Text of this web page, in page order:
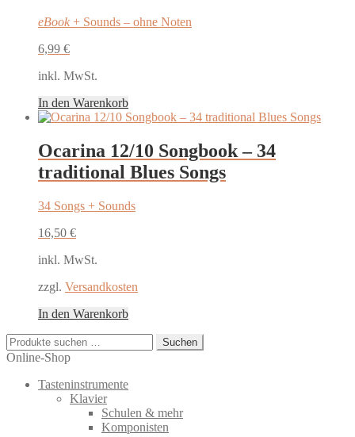
eBook + Sounds – ohne Noten
6,99 €
inkl. MwSt.
In den Warenkorb
Ocarina 12/10 Songbook – 34
traditional Blues Songs
34 Songs + Sounds
16,50 €
inkl. MwSt.
zzgl. Versandkosten
In den Warenkorb
Suchen
nach:
Suchen
Online-Shop
Tasteninstrumente
Klavier
Schulen & mehr
Komponisten